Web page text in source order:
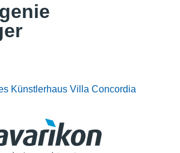
Künstlerhaus Villa Concordia